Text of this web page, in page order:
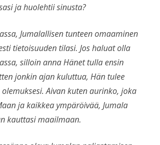
ja huolehtii sinusta?
Jumalallisen tunteen omaaminen
tietoisuuden tilasi. Jos haluat olla
silloin anna Hänet tulla ensin
jonkin ajan kuluttua, Hän tulee
Aivan kuten aurinko, joka
ja kaikkea ympäröivää, Jumala
kauttasi maailmaan.